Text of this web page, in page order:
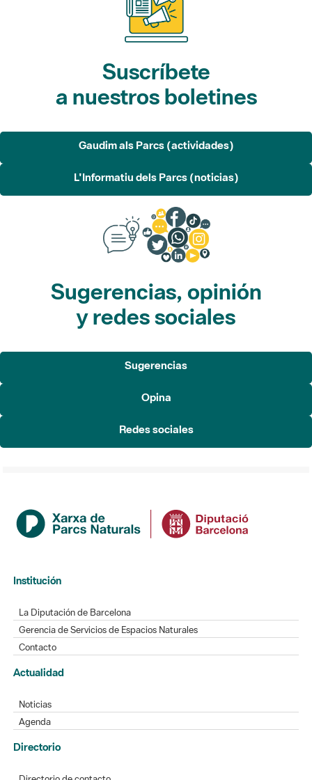
Suscríbete
a nuestros boletines
Gaudim als Parcs (actividades)
L'Informatiu dels Parcs (noticias)
Sugerencias, opinión
y redes sociales
Sugerencias
Opina
Redes sociales
Institución
La Diputación de Barcelona
Gerencia de Servicios de Espacios Naturales
Contacto
Actualidad
Noticias
Agenda
Directorio